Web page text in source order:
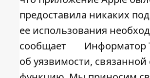
предоставила никаких
ее использования
сообщает
Информатор
об уязвимости,